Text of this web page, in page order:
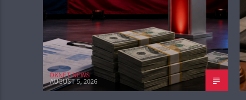
DKNET NEWS
AUGUST 5, 2026